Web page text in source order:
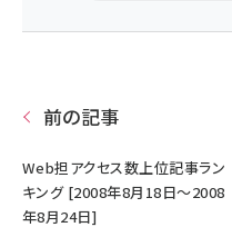
前の記事
Web担アクセス数上位記事ラン
キング [2008年8月18日～2008
年8月24日]